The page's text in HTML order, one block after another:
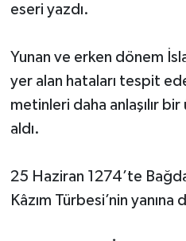
eseri yazdı.
Yunan ve erken dönem
yer alan hataları tespit
metinleri daha anlaşılır
aldı.
25 Haziran 1274’te
Kâzım Türbesi’nin
Eskişehir Müftülüğü
Gaziantep Müftülüğü
Gümüşhane Müftülüğü